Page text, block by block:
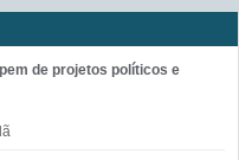
de projetos políticos e